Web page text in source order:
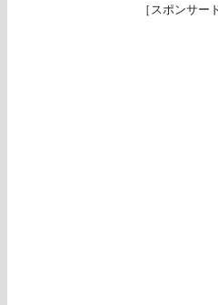
［スポンサー